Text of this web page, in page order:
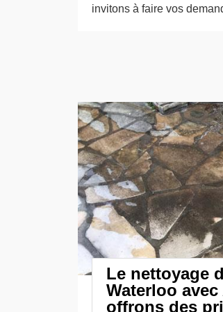
invitons à faire vos
Le nettoyage
Waterloo
offrons des